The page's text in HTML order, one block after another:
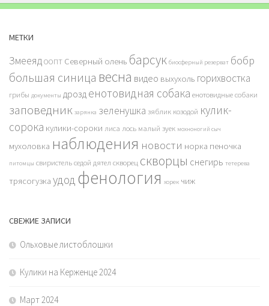
МЕТКИ
ЗмееядООПТ Северный олень барсук биосферный резерват бобр
большая синица весна видео выхухоль горихвостка
грибы документы дрозд енотовидная собака енотовидные собаки
заповедник зарянка зеленушка зяблик козодой кулик-
сорока кулики-сороки лиса лось малый зуек мохноногий сыч
мухоловка наблюдения новости норка пеночка
питомцы свиристельседой дятел скворец скворцы снегирь тетерева
трясогузка удод фенология хорек чиж
СВЕЖИЕ ЗАПИСИ
Ольховые листоблошки
Кулики на Керженце 2024
Март 2024